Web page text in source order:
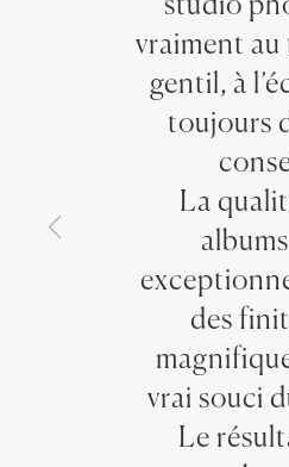
vraiment au
gentil, à
toujours
La
des
vrai souci
Le